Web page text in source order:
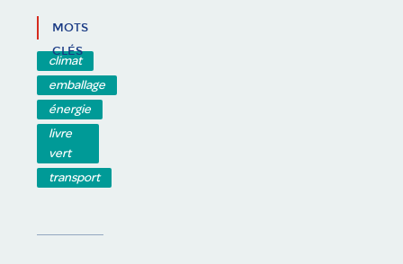
MOTS
CLÉS
climat
emballage
énergie
livre
vert
transport